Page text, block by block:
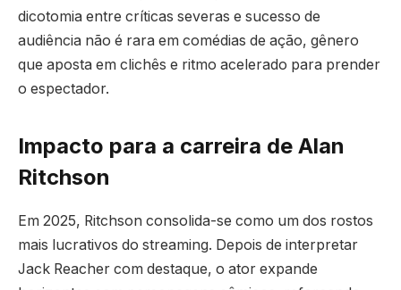
dicotomia entre críticas severas e sucesso de
audiência não é rara em comédias de ação, gênero
que aposta em clichês e ritmo acelerado para prender
o espectador.
Impacto para a carreira de Alan
Ritchson
Em 2025, Ritchson consolida-se como um dos rostos
mais lucrativos do streaming. Depois de interpretar
Jack Reacher com destaque, o ator expande